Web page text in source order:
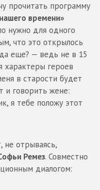
прочитать программу
времени»
нужно для одного
что это открылось
еще? — ведь не в 15
характеры героев
в старости будет
и говорить жене:
я тебе положу этот
не отрываясь,
Ремез. Совместно
диалогом: